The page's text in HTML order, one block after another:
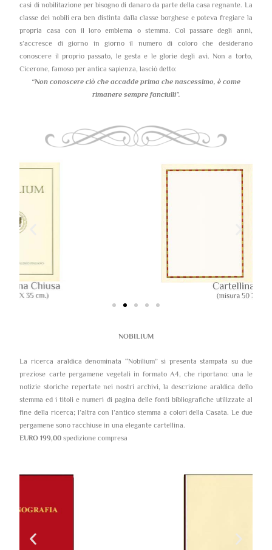
casi di nobilitazione per bisogno di danaro da parte della casa regnante. La
classe dei nobili era ben distinta dalla classe borghese e poteva fregiare la
propria casa con il loro emblema o stemma. Col passare degli anni,
s’accresce di giorno in giorno il numero di coloro che desiderano
conoscere il proprio passato, le gesta e le glorie degli avi. Non a torto,
Cicerone, famoso per antica sapienza, lasciò detto:
“Non conoscere ciò che accadde prima che nascessimo, è come
rimanere sempre fanciulli”.
NOBILIUM
La ricerca araldica denominata “Nobilium” si presenta stampata su due
preziose carte pergamene vegetali in formato A4, che riportano: una le
notizie storiche repertate nei nostri archivi, la descrizione araldica dello
stemma ed i titoli e numeri di pagina delle fonti bibliografiche utilizzate al
fine della ricerca; l’altra con l’antico stemma a colori della Casata. Le due
pergamene sono racchiuse in una elegante cartellina.
EURO 199,00 spedizione compresa